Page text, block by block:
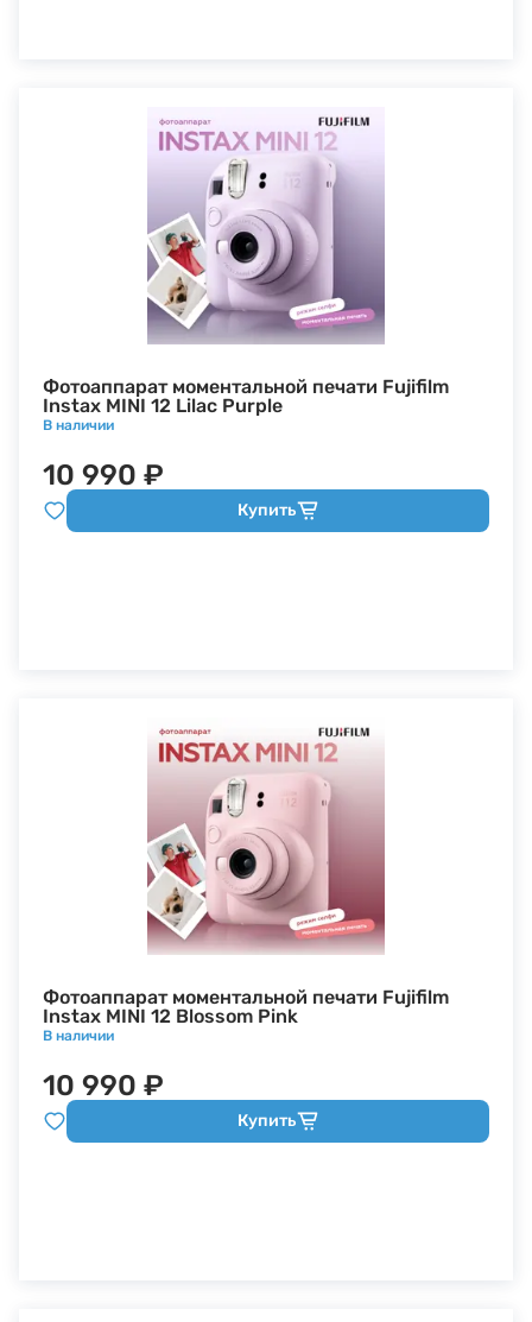
Фотоаппарат моментальной печати Fujifilm
Instax MINI 12 Lilac Purple
В наличии
10 990 ₽
Купить
Фотоаппарат моментальной печати Fujifilm
Instax MINI 12 Blossom Pink
В наличии
10 990 ₽
Купить